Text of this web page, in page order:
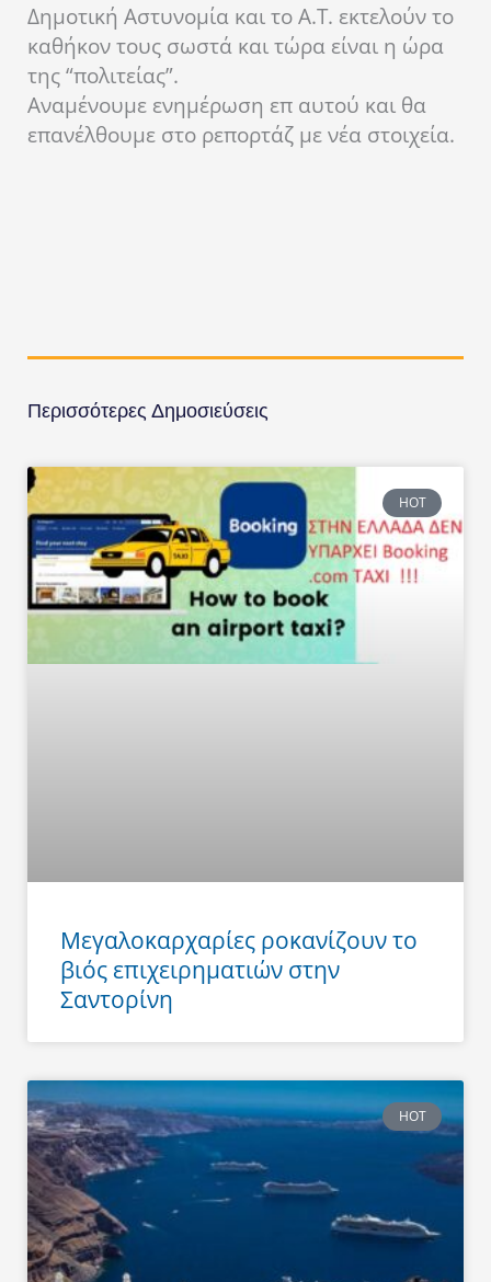
Δημοτική Αστυνομία και το Α.Τ. εκτελούν το
καθήκον τους σωστά και τώρα είναι η ώρα
της “πολιτείας”.
Αναμένουμε ενημέρωση επ αυτού και θα
επανέλθουμε στο ρεπορτάζ με νέα στοιχεία.
Περισσότερες Δημοσιεύσεις
HOT
Μεγαλοκαρχαρίες ροκανίζουν το
βιός επιχειρηματιών στην
Σαντορίνη
HOT